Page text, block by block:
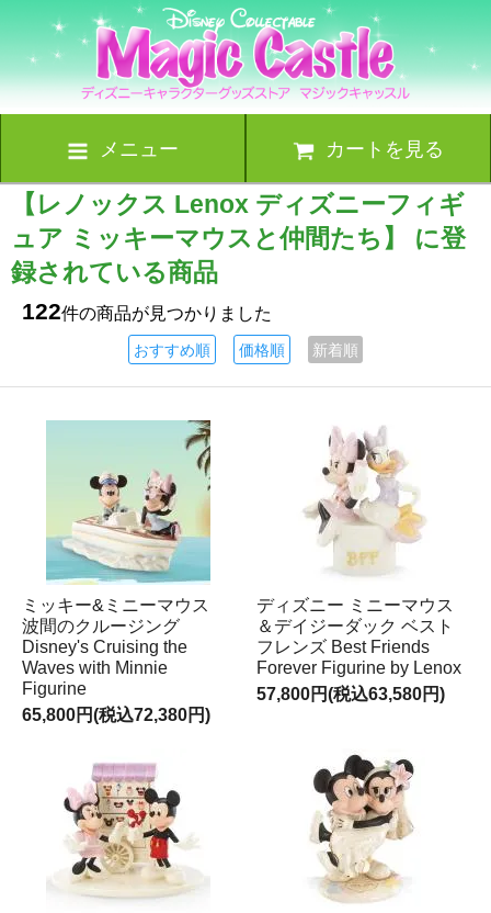
メニュー カートを見る
【レノックス Lenox ディズニーフィギ
ュア ミッキーマウスと仲間たち】 に登
録されている商品
122件の商品が見つかりました
おすすめ順 価格順 新着順
ミッキー&ミニーマウス
波間のクルージング
Disney's Cruising the
Waves with Minnie
Figurine
65,800円(税込72,380円)
ディズニー ミニーマウス
＆デイジーダック ベスト
フレンズ Best Friends
Forever Figurine by Lenox
57,800円(税込63,580円)